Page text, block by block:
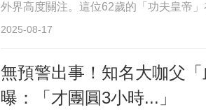
外界高度關注。這位62歲的「功夫皇帝
2025-08-17
無預警出事！知名大咖父
曝：「才團圓3小時...」